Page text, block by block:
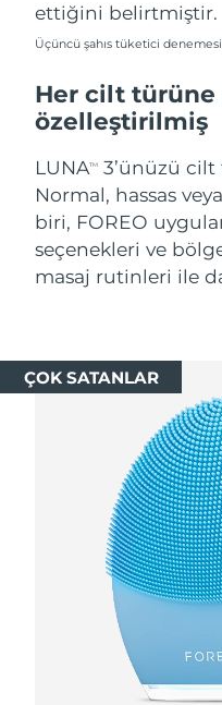
ettiğini belirtmiştir.
Üçüncü şahıs tüketici
Her cilt türüne
özelleştirilmiş
LUNATM
3’ünüzü
Normal, hassas
biri, FOREO
seçenekleri ve bölge
masaj rutinleri ile
ÇOK SATANLAR